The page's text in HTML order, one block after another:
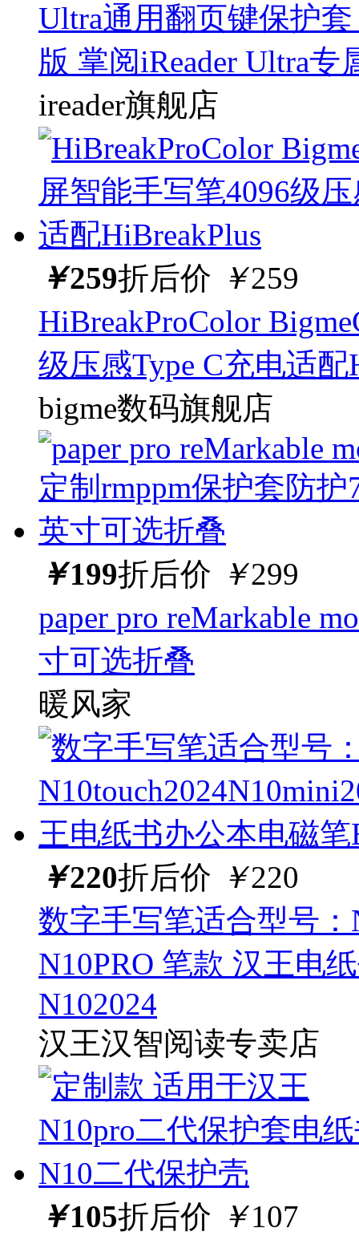
Ultra通用翻页键保护
版 掌阅iReader Ultra专
ireader旗舰店
￥259折后价 ￥259
HiBreakProColor
级压感Type C充电适配
bigme数码旗舰店
￥199折后价 ￥299
paper pro reMarkable
寸可选折叠
暖风家
￥220折后价 ￥220
数字手写笔适合型号：
N10PRO 笔款 汉王电
N102024
汉王汉智阅读专卖店
￥105折后价 ￥107